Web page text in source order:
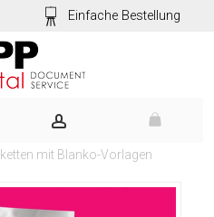
Einfache Bestellung
mit Blanko-Vorlagen